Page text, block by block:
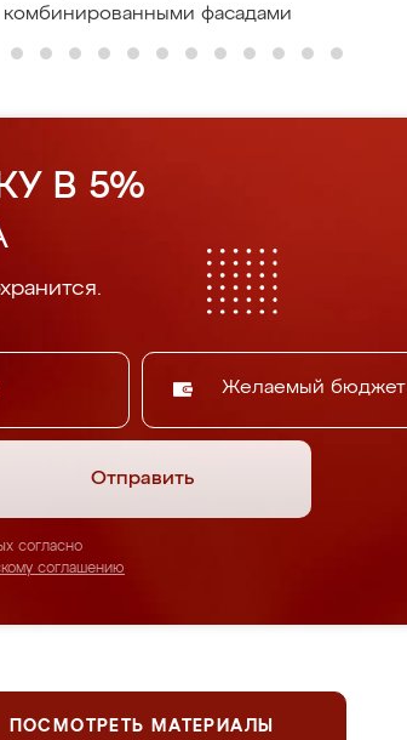
комбинированными фасадами
В 5%
Желаемый бюджет
Отправить
согласно
соглашению
ПОСМОТРЕТЬ МАТЕРИАЛЫ